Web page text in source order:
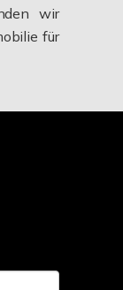
wir
für